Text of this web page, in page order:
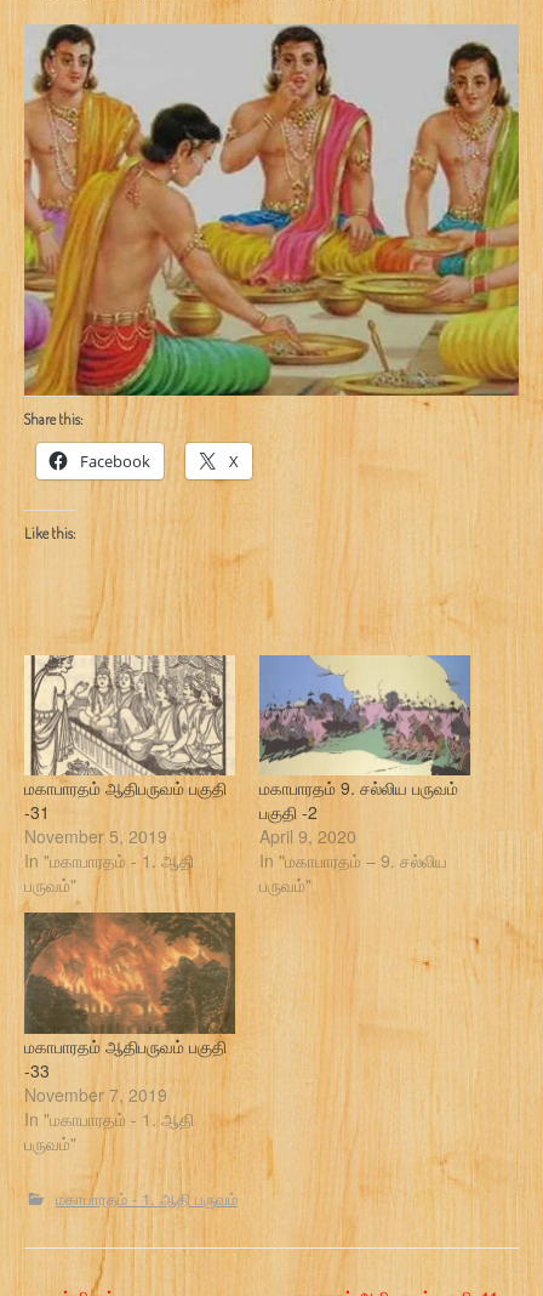
Share this:
Facebook X
Like this:
மகாபாரதம் ஆதிபருவம் பகுதி
-31
November 5, 2019
In "மகாபாரதம் - 1. ஆதி
பருவம்"
மகாபாரதம் 9. சல்லிய பருவம்
பகுதி -2
April 9, 2020
In "மகாபாரதம் – 9. சல்லிய
பருவம்"
மகாபாரதம் ஆதிபருவம் பகுதி
-33
November 7, 2019
In "மகாபாரதம் - 1. ஆதி
பருவம்"
மகாபாரதம் - 1. ஆதி பருவம்